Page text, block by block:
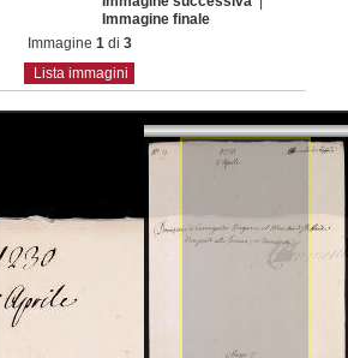
Immagine finale
Immagine 1di 3
Lista immagini